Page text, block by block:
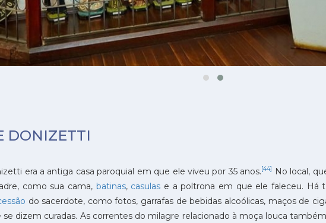
DONIZETTI
era a antiga casa paroquial em que ele viveu por 35 anos. [44]
No local,
como sua cama, batinas, casulas e a poltrona em que ele faleceu. Há
do sacerdote, como fotos, garrafas de bebidas alcoólicas, maços de
se dizem curadas. As correntes do milagre relacionado à moça louca